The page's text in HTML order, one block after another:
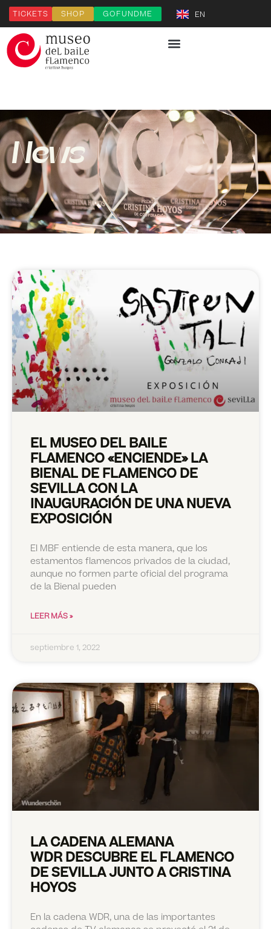
TICKETS SHOP GOFUNDME EN
News
EL MUSEO DEL BAILE
FLAMENCO «ENCIENDE» LA
BIENAL DE FLAMENCO DE
SEVILLA CON LA
INAUGURACIÓN DE UNA NUEVA
EXPOSICIÓN
El MBF entiende de esta manera, que los
estamentos flamencos privados de la ciudad,
aunque no formen parte oficial del programa
de la Bienal pueden
LEER MÁS »
septiembre 1, 2022
LA CADENA ALEMANA
WDR DESCUBRE EL FLAMENCO
DE SEVILLA JUNTO A CRISTINA
HOYOS
En la cadena WDR, una de las importantes